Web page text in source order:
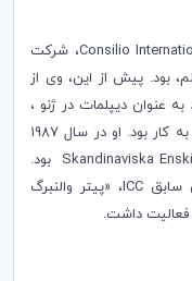
Consilio، شرکت
بود. پیش از این، وی از
سوئد به عنوان دیپلمات در ژنو ،
واشنگتن، بخارست، بیروت و پاریس مشغول به کار بود. او در سال 1987
Skandinaviska
بود.
سابقICC، «پیتر والنبرگ
فعالیت داشت.